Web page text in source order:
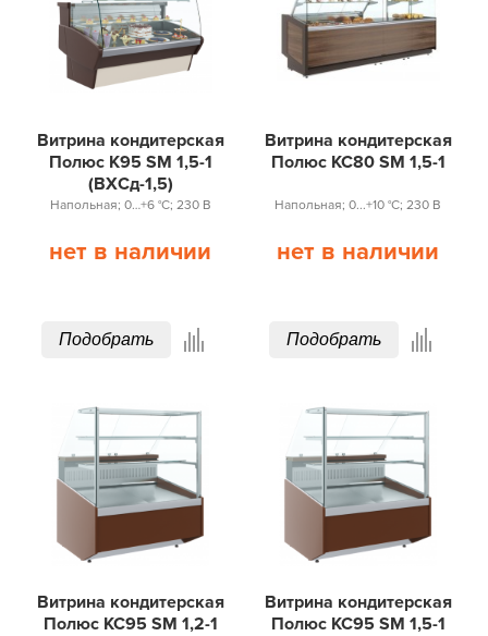
Витрина кондитерская
Полюс K95 SM 1,5-1
(ВХСд-1,5)
Напольная; 0…+6 °С; 230 В
нет в наличии
Подобрать
Витрина кондитерская
Полюс КС80 SM 1,5-1
Напольная; 0...+10 °С; 230 В
нет в наличии
Подобрать
Витрина кондитерская
Полюс КС95 SM 1,2-1
Витрина кондитерская
Полюс КС95 SM 1,5-1